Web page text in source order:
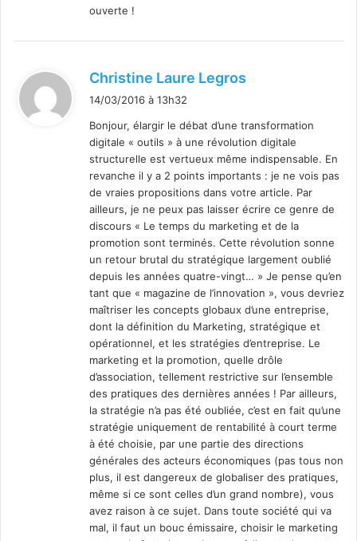
ouverte !
Christine Laure Legros
:
14/03/2016 à 13h32
Bonjour, élargir le débat d’une transformation
digitale « outils » à une révolution digitale
structurelle est vertueux même indispensable. En
revanche il y a 2 points importants : je ne vois pas
de vraies propositions dans votre article. Par
ailleurs, je ne peux pas laisser écrire ce genre de
discours « Le temps du marketing et de la
promotion sont terminés. Cette révolution sonne
un retour brutal du stratégique largement oublié
depuis les années quatre-vingt… » Je pense qu’en
tant que « magazine de l’innovation », vous devriez
maîtriser les concepts globaux d’une entreprise,
dont la définition du Marketing, stratégique et
opérationnel, et les stratégies d’entreprise. Le
marketing et la promotion, quelle drôle
d’association, tellement restrictive sur l’ensemble
des pratiques des dernières années ! Par ailleurs,
la stratégie n’a pas été oubliée, c’est en fait qu’une
stratégie uniquement de rentabilité à court terme
à été choisie, par une partie des directions
générales des acteurs économiques (pas tous non
plus, il est dangereux de globaliser des pratiques,
même si ce sont celles d’un grand nombre), vous
avez raison à ce sujet. Dans toute société qui va
mal, il faut un bouc émissaire, choisir le marketing